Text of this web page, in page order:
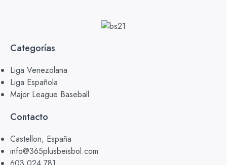
Categorías
Liga Venezolana
Liga Española
Major League Baseball
Contacto
Castellon, España
info@365plusbeisbol.com